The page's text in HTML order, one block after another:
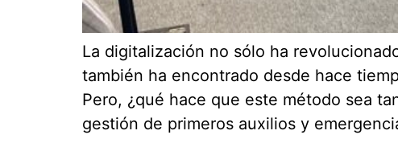
La digitalización no sólo ha
también ha encontrado desde hace
Pero, ¿qué hace que este método sea
gestión de primeros auxilios y